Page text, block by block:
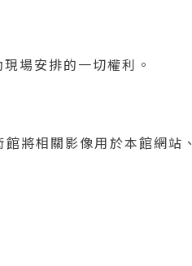
場安排的一切權利。
將相關影像用於本館網站、